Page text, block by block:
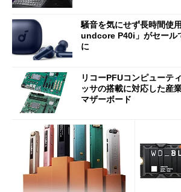
騒音を気にせず長時間使
undcore P40i」がセール
に
リコーPFUコンピューテ
ッサの搭載に対応した産
マザーボード